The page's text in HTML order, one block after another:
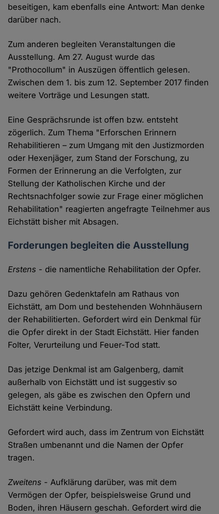
beseitigen, kam ebenfalls eine Antwort: Man denke
darüber nach.
Zum anderen begleiten Veranstaltungen die
Ausstellung. Am 27. August wurde das
"Prothocollum" in Auszügen öffentlich gelesen.
Zwischen dem 1. bis zum 12. September 2017 finden
weitere Vorträge und Lesungen statt.
Eine Gesprächsrunde ist offen bzw. entsteht
zögerlich. Zum Thema "Erforschen Erinnern
Rehabilitieren – zum Umgang mit den Justizmorden
oder Hexenjäger, zum Stand der Forschung, zu
Formen der Erinnerung an die Verfolgten, zur
Stellung der Katholischen Kirche und der
Rechtsnachfolger sowie zur Frage einer möglichen
Rehabilitation" reagierten angefragte Teilnehmer aus
Eichstätt bisher mit Absagen.
Forderungen begleiten die Ausstellung
Erstens - die namentliche Rehabilitation der Opfer.
Dazu gehören Gedenktafeln am Rathaus von
Eichstätt, am Dom und bestehenden Wohnhäusern
der Rehabilitierten. Gefordert wird ein Denkmal für
die Opfer direkt in der Stadt Eichstätt. Hier fanden
Folter, Verurteilung und Feuer-Tod statt.
Das jetzige Denkmal ist am Galgenberg, damit
außerhalb von Eichstätt und ist suggestiv so
gelegen, als gäbe es zwischen den Opfern und
Eichstätt keine Verbindung.
Gefordert wird auch, dass im Zentrum von Eichstätt
Straßen umbenannt und die Namen der Opfer
tragen.
Zweitens - Aufklärung darüber, was mit dem
Vermögen der Opfer, beispielsweise Grund und
Boden, ihren Häusern geschah. Gefordert wird die